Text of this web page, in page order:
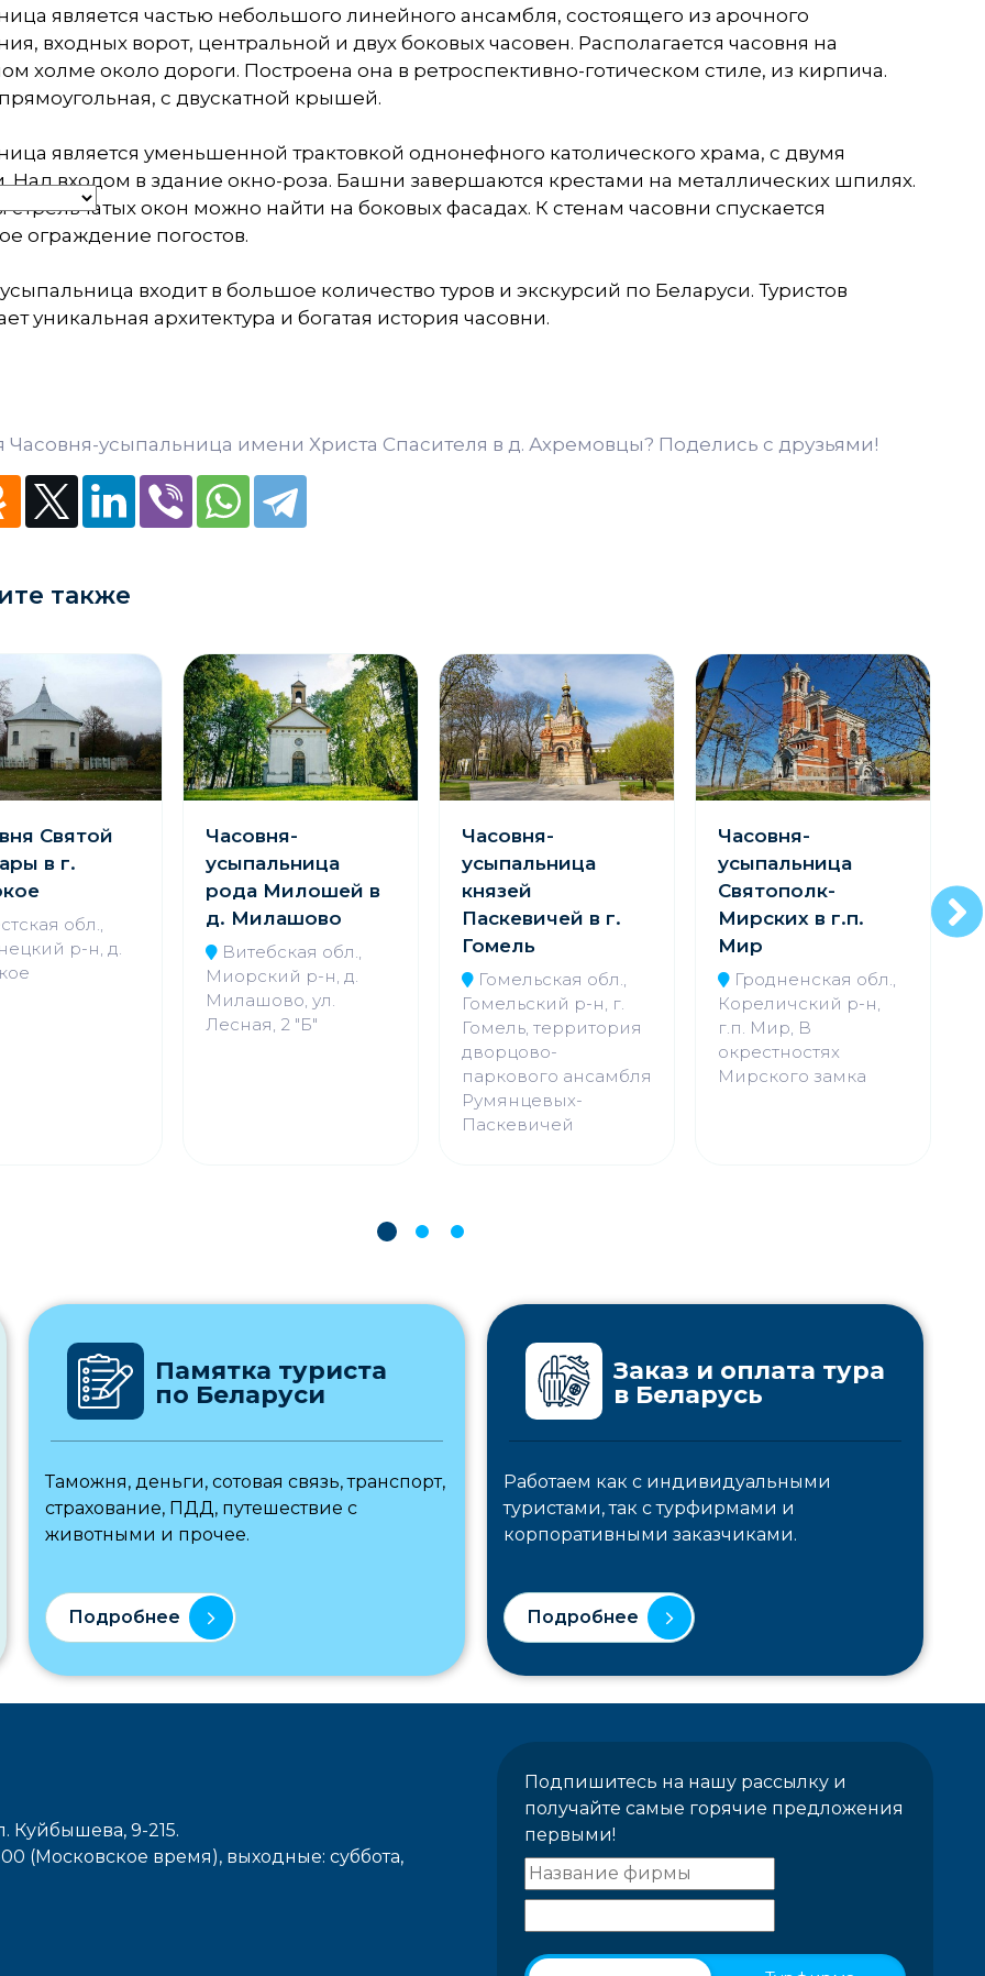
является частью небольшого линейного ансамбля, состоящего из арочного
входных ворот, центральной и двух боковых часовен. Располагается часовня на
холме около дороги. Построена она в ретроспективно-готическом стиле, из кирпича.
с двускатной крышей.
является уменьшенной трактовкой однонефного католического храма, с двумя
Над входом в здание окно-роза. Башни завершаются крестами на металлических шпилях.
окон можно найти на боковых фасадах. К стенам часовни спускается
ограждение погостов.
входит в большое количество туров и экскурсий по Беларуси. Туристов
уникальная архитектура и богатая история часовни.
Часовня-усыпальница имени Христа Спасителя в д. Ахремовцы? Поделись с друзьями!
также
Святой
в г.
обл.,
р-н, д.
Часовня-
усыпальница
рода Милошей в
д. Милашово
Витебская обл.,
Миорский р-н, д.
Милашово, ул.
Лесная, 2 "Б"
Часовня-
усыпальница
князей
Паскевичей в г.
Гомель
Гомельская обл.,
Гомельский р-н, г.
Гомель, территория
дворцово-
паркового ансамбля
Румянцевых-
Паскевичей
Часовня-
усыпальница
Святополк-
Мирских в г.п.
Мир
Гродненская обл.,
Кореличский р-н,
г.п. Мир, В
окрестностях
Мирского замка
Памятка туриста
по Беларуси
Таможня, деньги, сотовая связь, транспорт,
страхование, ПДД, путешествие с
животными и прочее.
Подробнее
Заказ и оплата тура
в Беларусь
Работаем как с индивидуальными
туристами, так с турфирмами и
корпоративными заказчиками.
Подробнее
Куйбышева, 9-215.
(Московское время), выходные: cуббота,
Подпишитесь на нашу рассылку и
получайте самые горячие предложения
первыми!